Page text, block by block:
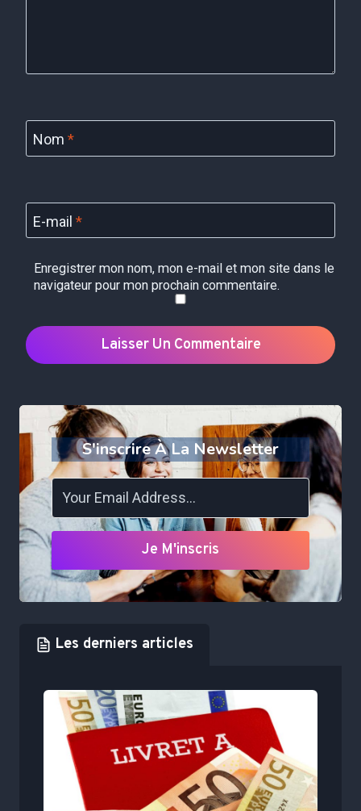
Nom *
E-mail *
Enregistrer mon nom, mon e-mail et mon site dans le
navigateur pour mon prochain commentaire.
S'inscrire À La Newsletter
Je M'inscris
Les derniers articles